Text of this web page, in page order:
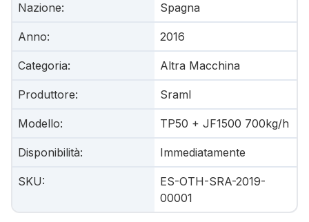
Nazione: Spagna
Anno: 2016
Categoria: Altra Macchina
Produttore: Sraml
Modello: TP50 + JF1500 700kg/h
Disponibilità: Immediatamente
SKU:
ES-OTH-SRA-2019-
00001